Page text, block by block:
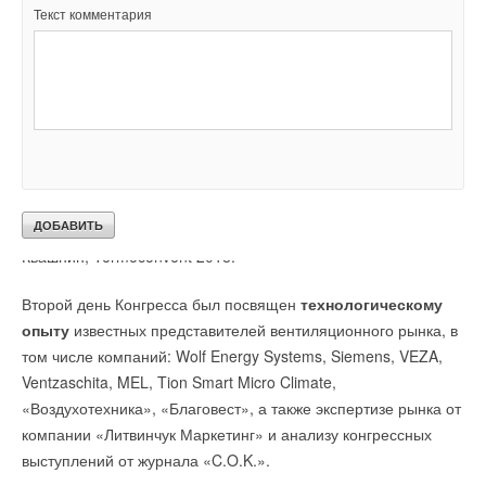
Текст комментария
рамках сессии выступили: Сергей Шатиров, Комитет Совета
Торгово-промышленная палата Российской Федерации;
Крапивин, Национальный союз конструкторов; и Александр
Квашнин, Termoconvent 2018.
Второй день Конгресса был посвящен технологическому
опыту известных представителей вентиляционного рынка, в
том числе компаний: Wolf Energy Systems, Siemens, VEZA,
Ventzaschita, MEL, Tion Smart Micro Climate,
«Воздухотехника», «Благовест», а также экспертизе рынка от
компании «Литвинчук Маркетинг» и анализу конгрессных
выступлений от журнала «C.O.K.».